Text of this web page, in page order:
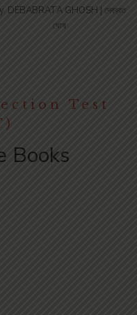
DEBABRATA GHOSH | দেবব্রত
ঘোষ
Test
Books